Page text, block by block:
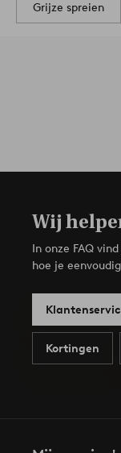
Grijze spreien
Wij
In onze FAQ
hoe je
Kortingen